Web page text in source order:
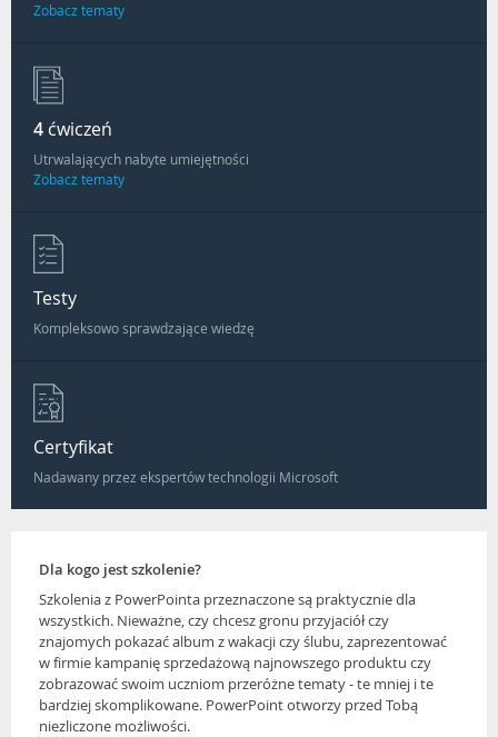
Zobacz tematy
4 ćwiczeń
Utrwalających nabyte umiejętności
Zobacz tematy
Testy
Kompleksowo sprawdzające wiedzę
Certyfikat
Nadawany przez ekspertów technologii Microsoft
Dla kogo jest szkolenie?
Szkolenia z PowerPointa przeznaczone są praktycznie dla
wszystkich. Nieważne, czy chcesz gronu przyjaciół czy
znajomych pokazać album z wakacji czy ślubu, zaprezentować
w firmie kampanię sprzedażową najnowszego produktu czy
zobrazować swoim uczniom przeróżne tematy - te mniej i te
bardziej skomplikowane. PowerPoint otworzy przed Tobą
niezliczone możliwości.